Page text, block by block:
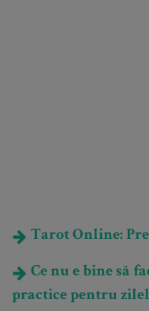
Tarot Online:
Ce nu e bine să
practice pentru